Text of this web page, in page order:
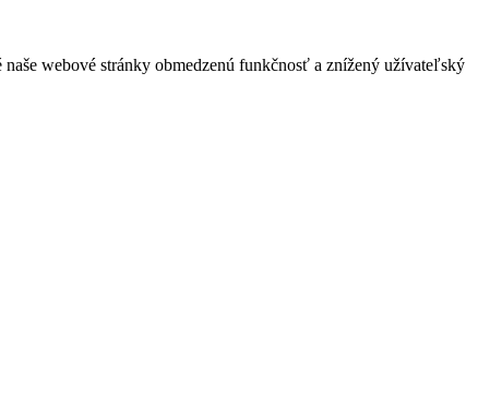
webové stránky obmedzenú funkčnosť a znížený užívateľský